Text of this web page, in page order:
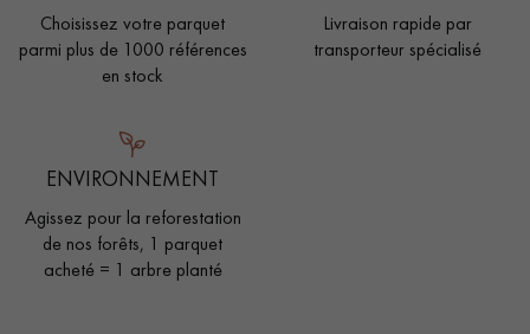
Choisissez votre parquet
parmi plus de 1000 références
en stock
Livraison rapide par
transporteur spécialisé
ENVIRONNEMENT
Agissez pour la reforestation
de nos forêts, 1 parquet
acheté = 1 arbre planté